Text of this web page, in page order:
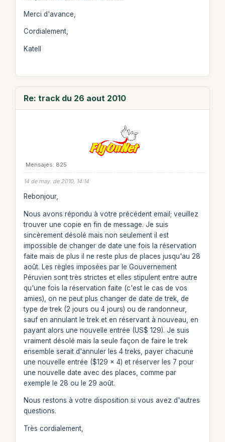
Merci d'avance,
Cordialement,
Katell
Re: track du 26 aout 2010
Mensajes: 825
14 de may. de 2010, 14:14
Rebonjour,
Nous avons répondu à votre précédent email; veuillez
trouver une copie en fin de message. Je suis
sincèrement désolé mais non seulement il est
impossible de changer de date une fois la réservation
faite mais de plus il ne reste plus de places jusqu'au 28
août. Les règles imposées par le Gouvernement
Péruvien sont très strictes et elles stipulent entre autre
qu'une fois la réservation faite (c'est le cas de vos
amies), on ne peut plus changer de date de trek, de
type de trek (2 jours ou 4 jours) ou de randonneur,
sauf en annulant le trek et en réservant à nouveau, en
payant alors une nouvelle entrée (US$ 129). Je suis
vraiment désolé mais la seule façon de faire le trek
ensemble serait d'annuler les 4 treks, payer chacune
une nouvelle entrée ($129 x 4) et réserver les 7 pour
une nouvelle date avec des places, comme par
exemple le 28 ou le 29 août.
Nous restons à votre disposition si vous avez d'autres
questions.
Très cordialement,